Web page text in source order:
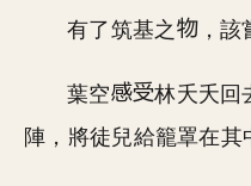
有了筑基之 ，該
葉空
林夭夭回
陣，將徒兒給籠罩在其